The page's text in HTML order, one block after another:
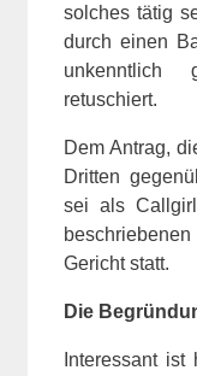
solches tätig
durch einen
unkenntlich
retuschiert.
Dem Antrag,
Dritten
sei als
Gericht statt.
Die
Interessant